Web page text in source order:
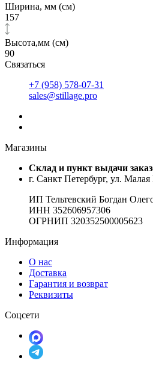
Ширина, мм (см)
157
Высота,мм (см)
90
Связаться
+7 (958) 578-07-31
sales@stillage.pro
Магазины
Cклад и пункт выдачи
г. Санкт Петербург, ул.
ИП Тельтевский Богдан
ИНН 352606957306
ОГРНИП 320352500005623
Информация
О нас
Доставка
Гарантия и возврат
Реквизиты
Соцсети